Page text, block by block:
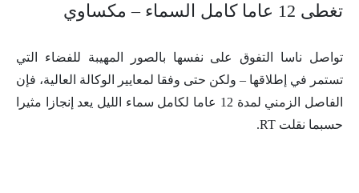
تغطى 12 عاما كامل السماء – مكساوي
تواصل ناسا التفوق على نفسها بالصور المهيبة للفضاء التي
تستمر في إطلاقها – ولكن حتى وفقا لمعايير الوكالة العالية، فإن
الفاصل الزمني لمدة 12 عاما لكامل سماء الليل يعد إنجازا مثيرا
حسبما نقلت RT.